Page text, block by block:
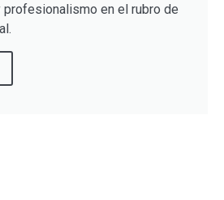
profesionalismo en el rubro de